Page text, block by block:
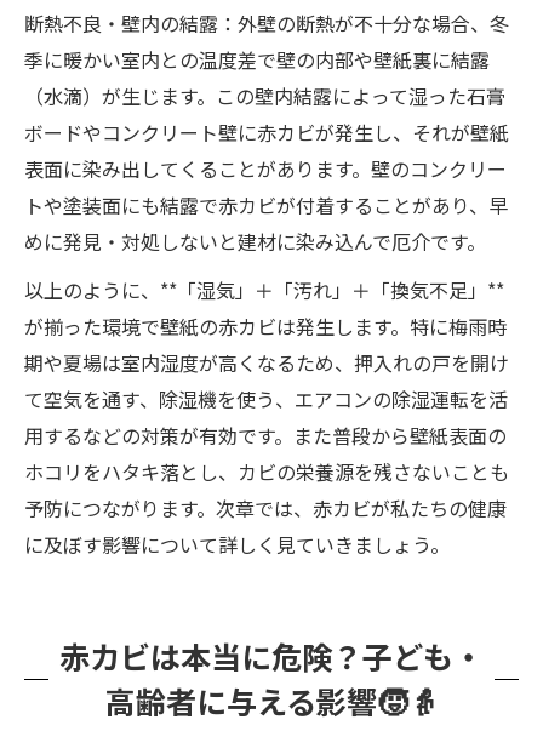
断熱不良・壁内の結露：外壁の断熱が不十分な場合、冬
季に暖かい室内との温度差で壁の内部や壁紙裏に結露
（水滴）が生じます。この壁内結露によって湿った石膏
ボードやコンクリート壁に赤カビが発生し、それが壁紙
表面に染み出してくることがあります。壁のコンクリー
トや塗装面にも結露で赤カビが付着することがあり、早
めに発見・対処しないと建材に染み込んで厄介です。
以上のように、**「湿気」＋「汚れ」＋「換気不足」**
が揃った環境で壁紙の赤カビは発生します。特に梅雨時
期や夏場は室内湿度が高くなるため、押入れの戸を開け
て空気を通す、除湿機を使う、エアコンの除湿運転を活
用するなどの対策が有効です。また普段から壁紙表面の
ホコリをハタキ落とし、カビの栄養源を残さないことも
予防につながります。次章では、赤カビが私たちの健康
に及ぼす影響について詳しく見ていきましょう。
赤カビは本当に危険？子ども・
高齢者に与える影響🧒👵